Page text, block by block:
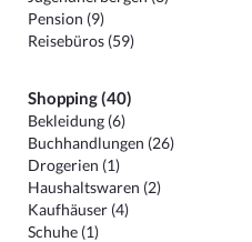
Pension (9)
Reisebüros (59)
Shopping (40)
Bekleidung (6)
Buchhandlungen (26)
Drogerien (1)
Haushaltswaren (2)
Kaufhäuser (4)
Schuhe (1)